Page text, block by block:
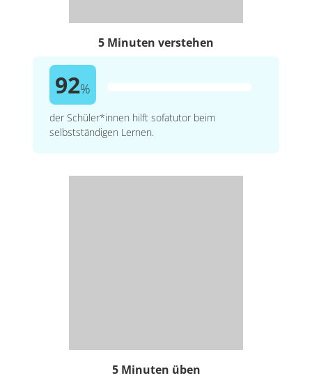
5 Minuten verstehen
92%
der Schüler*innen hilft sofatutor beim
selbstständigen Lernen.
5 Minuten üben